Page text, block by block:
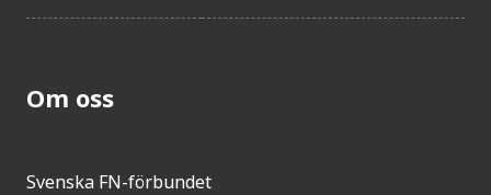
Om oss
Svenska FN-förbundet